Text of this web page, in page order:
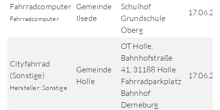
Fahrradcomputer
Fahrradcomputer
Gemeinde
Ilsede
Schulhof
Grundschule
Oberg
Cityfahrrad
(Sonstige)
Hersteller: Sonstige
Gemeinde
Holle
OT Holle,
Bahnhofstraße
41, 31188 Holle
Fahrradparkplatz
Bahnhof
Derneburg